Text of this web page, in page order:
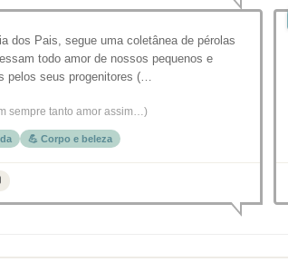
dos Pais, segue uma coletânea de pérolas
todo amor de nossos pequenos e
pelos seus progenitores (…
sempre tanto amor assim…)
💪 Corpo e beleza